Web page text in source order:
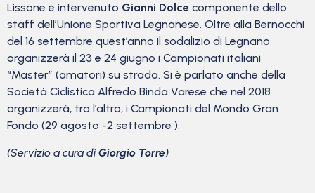
Lissone è intervenuto Gianni Dolce componente dello
staff dell’Unione Sportiva Legnanese. Oltre alla Bernocchi
del 16 settembre quest’anno il sodalizio di Legnano
organizzerà il 23 e 24 giugno i Campionati italiani
“Master” (amatori) su strada. Si è parlato anche della
Società Ciclistica Alfredo Binda Varese che nel 2018
organizzerà, tra l’altro, i Campionati del Mondo Gran
Fondo (29 agosto -2 settembre ).
(Servizio a cura di Giorgio Torre)